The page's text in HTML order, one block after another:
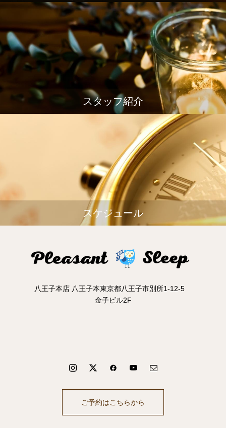
スタッフ紹介
スケジュール
八王子本店 八王子本東京都八王子市別所1-12-5
金子ビル2F
ご予約はこちらから